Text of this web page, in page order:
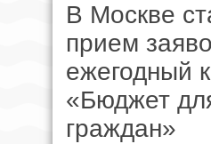
В Москве
прием
ежегодный
«Бюджет
граждан»